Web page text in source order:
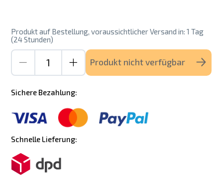
Produkt auf Bestellung, voraussichtlicher Versand in: 1 Tag
(24 Stunden)
Produkt nicht verfügbar
Sichere Bezahlung:
Schnelle Lieferung: